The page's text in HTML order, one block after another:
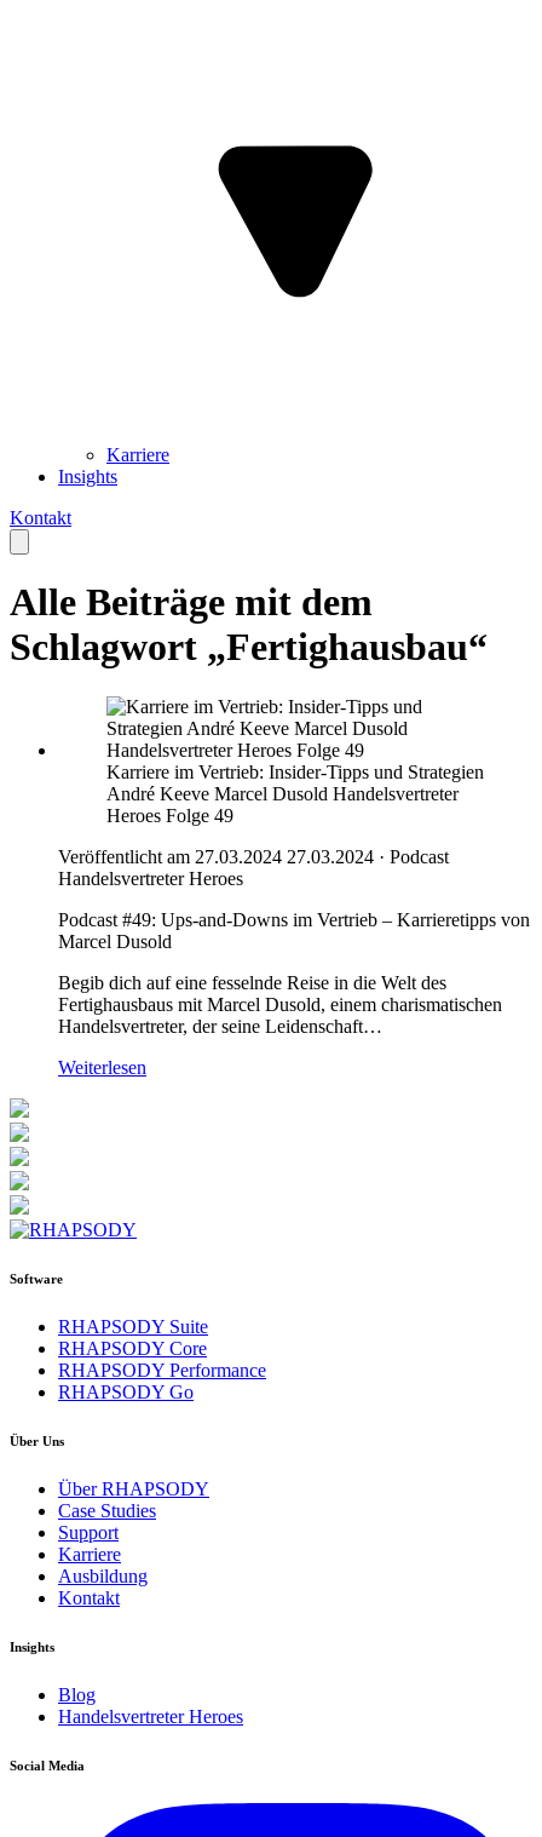
Karriere
Insights
Kontakt
Alle Beiträge mit dem
Schlagwort „Fertighausbau“
Karriere im Vertrieb: Insider-Tipps und Strategien
André Keeve Marcel Dusold Handelsvertreter
Heroes Folge 49
Veröffentlicht am 27.03.2024 27.03.2024 · Podcast
Handelsvertreter Heroes
Podcast #49: Ups-and-Downs im Vertrieb – Karrieretipps von
Marcel Dusold
Begib dich auf eine fesselnde Reise in die Welt des
Fertighausbaus mit Marcel Dusold, einem charismatischen
Handelsvertreter, der seine Leidenschaft…
Weiterlesen
Software
RHAPSODY Suite
RHAPSODY Core
RHAPSODY Performance
RHAPSODY Go
Über Uns
Über RHAPSODY
Case Studies
Support
Karriere
Ausbildung
Kontakt
Insights
Blog
Handelsvertreter Heroes
Social Media